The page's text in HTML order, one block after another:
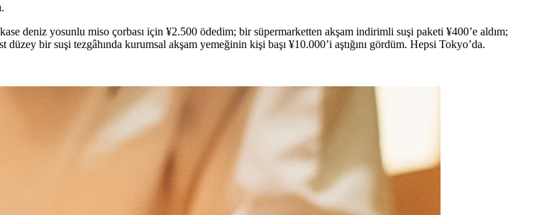
deniz yosunlu miso çorbası için ¥2.500 ödedim; bir süpermarketten akşam indirimli suşi paketi ¥400’e aldım;
bir suşi tezgâhında kurumsal akşam yemeğinin kişi başı ¥10.000’i aştığını gördüm. Hepsi Tokyo’da.